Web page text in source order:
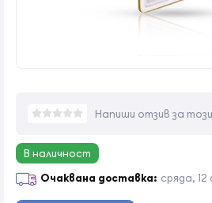
Напиши отзив за
В наличност
Очаквана доставка: сряда, 12